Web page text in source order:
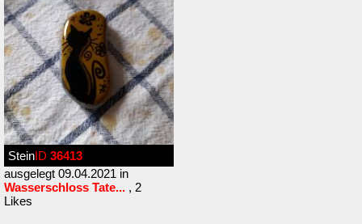
SteinID 36413
ausgelegt 09.04.2021 in
Wasserschloss Tate... , 2
Likes